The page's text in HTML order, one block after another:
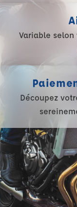
Variable
Découpez